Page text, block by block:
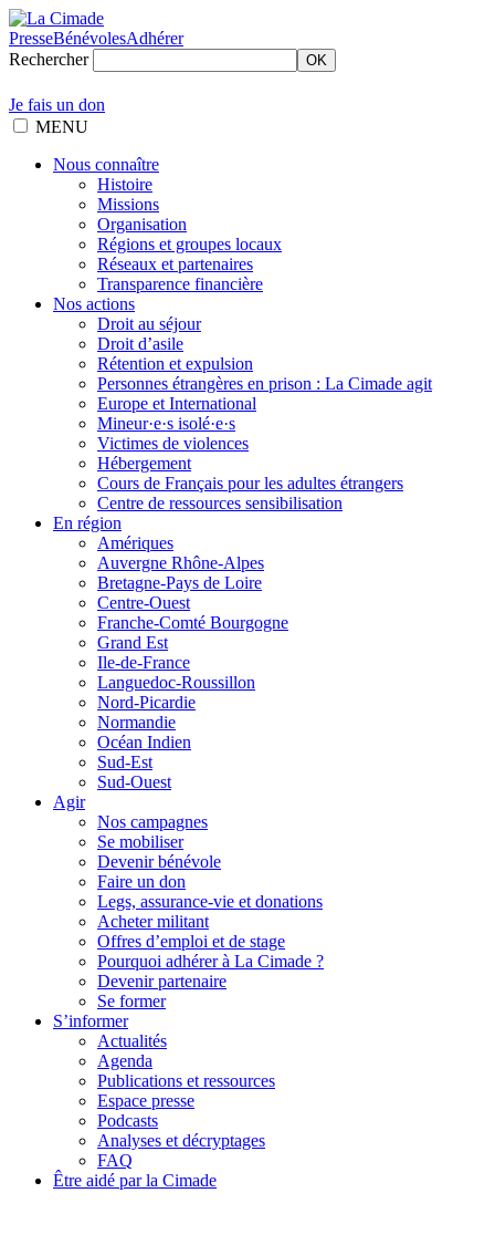
PresseBénévolesAdhérer
Rechercher
OK
Je fais un don
MENU
Nous connaître
Histoire
Missions
Organisation
Régions et groupes locaux
Réseaux et partenaires
Transparence financière
Nos actions
Droit au séjour
Droit d’asile
Rétention et expulsion
Personnes étrangères en prison : La Cimade agit
Europe et International
Mineur·e·s isolé·e·s
Victimes de violences
Hébergement
Cours de Français pour les adultes étrangers
Centre de ressources sensibilisation
En région
Amériques
Auvergne Rhône-Alpes
Bretagne-Pays de Loire
Centre-Ouest
Franche-Comté Bourgogne
Grand Est
Ile-de-France
Languedoc-Roussillon
Nord-Picardie
Normandie
Océan Indien
Sud-Est
Sud-Ouest
Agir
Nos campagnes
Se mobiliser
Devenir bénévole
Faire un don
Legs, assurance-vie et donations
Acheter militant
Offres d’emploi et de stage
Pourquoi adhérer à La Cimade ?
Devenir partenaire
Se former
S’informer
Actualités
Agenda
Publications et ressources
Espace presse
Podcasts
Analyses et décryptages
FAQ
Être aidé par la Cimade